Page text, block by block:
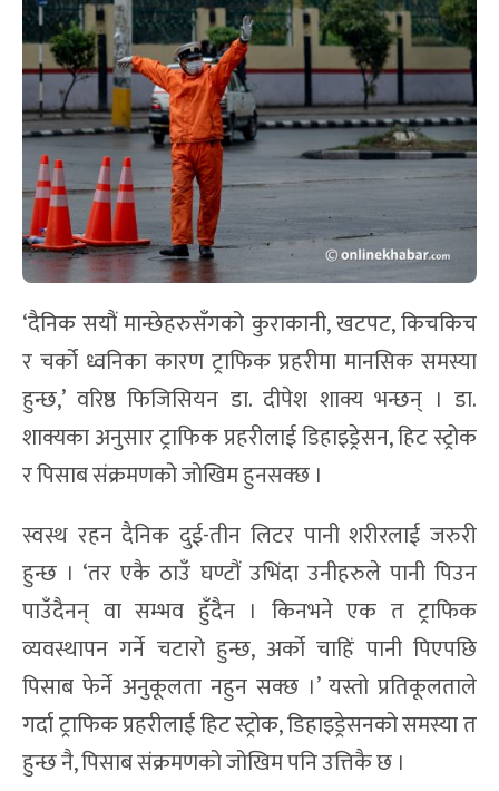
‘दैनिक सयौं मान्छेहरुसँगको कुराकानी, खटपट, किचकिच
र चर्को ध्वनिका कारण ट्राफिक प्रहरीमा मानसिक समस्या
हुन्छ,’ वरिष्ठ फिजिसियन डा. दीपेश शाक्य भन्छन् । डा.
शाक्यका अनुसार ट्राफिक प्रहरीलाई डिहाइड्रेसन, हिट स्ट्रोक
र पिसाब संक्रमणको जोखिम हुनसक्छ ।
स्वस्थ रहन दैनिक दुई-तीन लिटर पानी शरीरलाई जरुरी
हुन्छ । ‘तर एकै ठाउँ घण्टौं उभिंदा उनीहरुले पानी पिउन
पाउँदैनन् वा सम्भव हुँदैन । किनभने एक त ट्राफिक
व्यवस्थापन गर्ने चटारो हुन्छ, अर्को चाहिं पानी पिएपछि
पिसाब फेर्ने अनुकूलता नहुन सक्छ ।’ यस्तो प्रतिकूलताले
गर्दा ट्राफिक प्रहरीलाई हिट स्ट्रोक, डिहाइड्रेसनको समस्या त
हुन्छ नै, पिसाब संक्रमणको जोखिम पनि उत्तिकै छ ।